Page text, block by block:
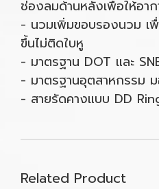
ช่องลมด้านหลังเพื่อให้อา
- นวมเพิ่มขอบรองนวม เ
ขึ้นไม่ติดใบหู
- มาตรฐาน DOT และ
- มาตรฐานอุตสาหกรรม
- สายรัดคางแบบ DD
Related Product